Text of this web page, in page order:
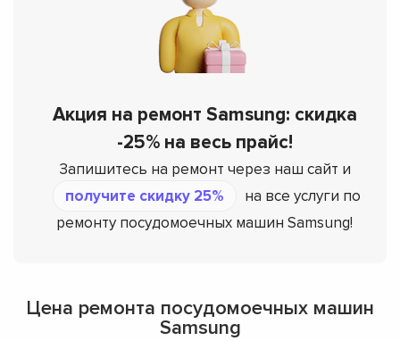
Акция на ремонт Samsung: скидка
-25% на весь прайс!
Запишитесь на ремонт через наш сайт и
получите скидку 25%
на все услуги по
ремонту посудомоечных машин Samsung!
Цена ремонта посудомоечных машин
Samsung